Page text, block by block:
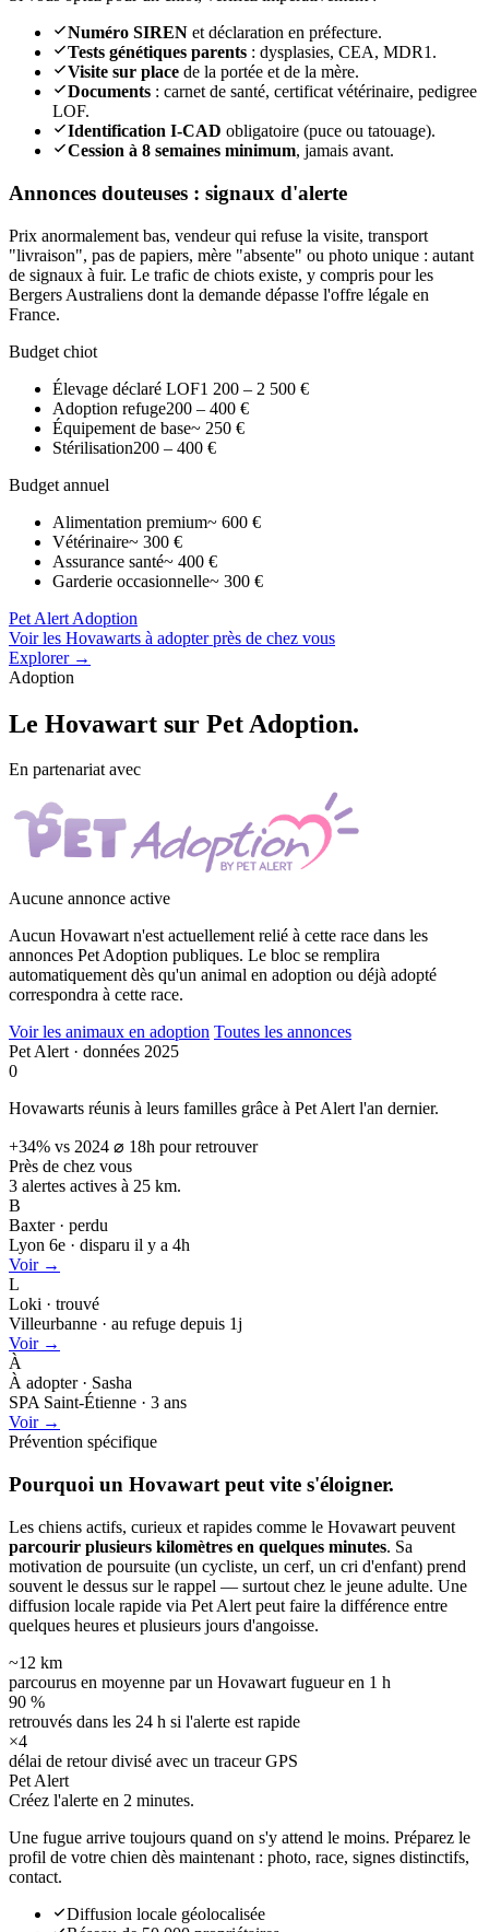
Numéro SIREN et déclaration en préfecture.
Tests génétiques parents : dysplasies, CEA, MDR1.
Visite sur place de la portée et de la mère.
Documents : carnet de santé, certificat vétérinaire, pedigree
LOF.
Identification I-CAD obligatoire (puce ou tatouage).
Cession à 8 semaines minimum, jamais avant.
Annonces douteuses : signaux d'alerte
Prix anormalement bas, vendeur qui refuse la visite, transport
"livraison", pas de papiers, mère "absente" ou photo unique : autant
de signaux à fuir. Le trafic de chiots existe, y compris pour les
Bergers Australiens dont la demande dépasse l'offre légale en
France.
Budget chiot
Élevage déclaré LOF1 200 – 2 500 €
Adoption refuge200 – 400 €
Équipement de base~ 250 €
Stérilisation200 – 400 €
Budget annuel
Alimentation premium~ 600 €
Vétérinaire~ 300 €
Assurance santé~ 400 €
Garderie occasionnelle~ 300 €
Pet Alert Adoption
Voir les Hovawarts à adopter près de chez vous
Explorer →
Adoption
Le Hovawart sur Pet Adoption.
En partenariat avec
Aucune annonce active
Aucun Hovawart n'est actuellement relié à cette race dans les
annonces Pet Adoption publiques. Le bloc se remplira
automatiquement dès qu'un animal en adoption ou déjà adopté
correspondra à cette race.
Voir les animaux en adoption Toutes les annonces
Pet Alert · données 2025
0
Hovawarts réunis à leurs familles grâce à Pet Alert l'an dernier.
+34% vs 2024 ⌀ 18h pour retrouver
Près de chez vous
3 alertes actives à 25 km.
B
Baxter · perdu
Lyon 6e · disparu il y a 4h
Voir →
L
Loki · trouvé
Villeurbanne · au refuge depuis 1j
Voir →
À
À adopter · Sasha
SPA Saint-Étienne · 3 ans
Voir →
Prévention spécifique
Pourquoi un Hovawart peut vite s'éloigner.
Les chiens actifs, curieux et rapides comme le Hovawart peuvent
parcourir plusieurs kilomètres en quelques minutes. Sa
motivation de poursuite (un cycliste, un cerf, un cri d'enfant) prend
souvent le dessus sur le rappel — surtout chez le jeune adulte. Une
diffusion locale rapide via Pet Alert peut faire la différence entre
quelques heures et plusieurs jours d'angoisse.
~12 km
parcourus en moyenne par un Hovawart fugueur en 1 h
90 %
retrouvés dans les 24 h si l'alerte est rapide
×4
délai de retour divisé avec un traceur GPS
Pet Alert
Créez l'alerte en 2 minutes.
Une fugue arrive toujours quand on s'y attend le moins. Préparez le
profil de votre chien dès maintenant : photo, race, signes distinctifs,
contact.
Diffusion locale géolocalisée